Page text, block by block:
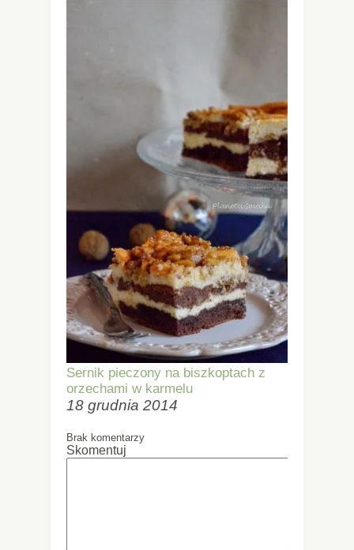
Sernik pieczony na biszkoptach z
orzechami w karmelu
18 grudnia 2014
Brak komentarzy
Skomentuj